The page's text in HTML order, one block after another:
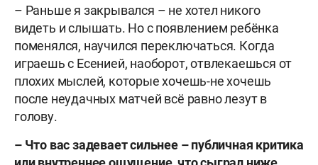
– Раньше я закрывался – не хотел никого
видеть и слышать. Но с появлением ребёнка
поменялся, научился переключаться. Когда
играешь с Есенией, наоборот, отвлекаешься от
плохих мыслей, которые хочешь-не хочешь
после неудачных матчей всё равно лезут в
голову.
– Что вас задевает сильнее – публичная критика